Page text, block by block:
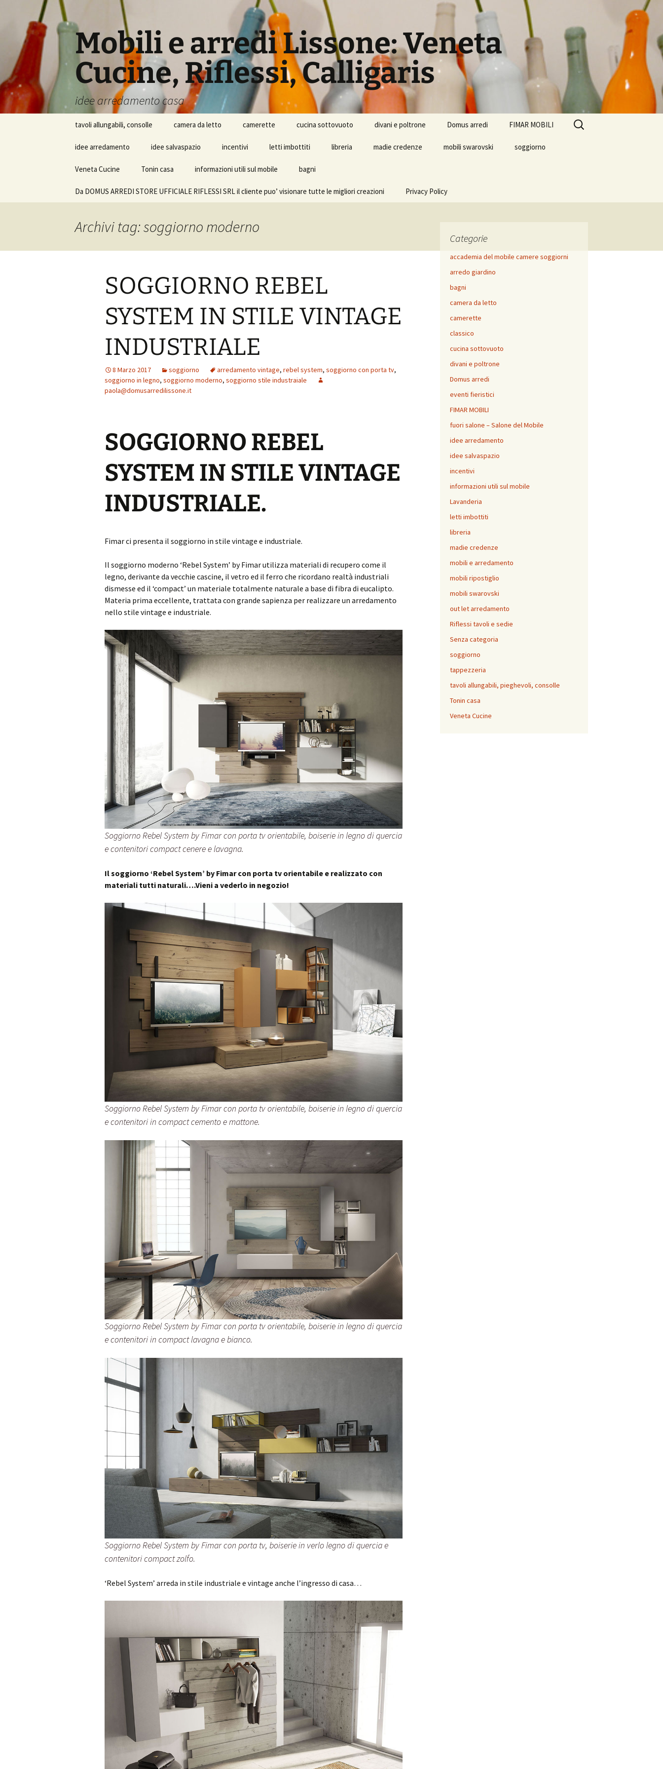
contenuto
Mobili e arredi Lissone: Veneta
Cucine, Riflessi, Calligaris
idee arredamento casa
tavoli allungabili, consolle camera da letto camerette cucina sottovuoto divani e poltrone Domus arredi FIMAR MOBILI
idee arredamento idee salvaspazio incentivi letti imbottiti libreria madie credenze mobili swarovski soggiorno
Veneta Cucine Tonin casa informazioni utili sul mobile bagni
Da DOMUS ARREDI STORE UFFICIALE RIFLESSI SRL il cliente puo’ visionare tutte le migliori creazioni Privacy Policy
Ricerca
per:
Archivi tag: soggiorno moderno
SOGGIORNO REBEL
SYSTEM IN STILE VINTAGE
INDUSTRIALE
8 Marzo 2017 soggiorno arredamento vintage, rebel system, soggiorno con porta tv,
soggiorno in legno, soggiorno moderno, soggiorno stile industraiale
paola@domusarredilissone.it
SOGGIORNO REBEL
SYSTEM IN STILE VINTAGE
INDUSTRIALE.
Fimar ci presenta il soggiorno in stile vintage e industriale.
Il soggiorno moderno ‘Rebel System’ by Fimar utilizza materiali di recupero come il
legno, derivante da vecchie cascine, il vetro ed il ferro che ricordano realtà industriali
dismesse ed il ‘compact’ un materiale totalmente naturale a base di fibra di eucalipto.
Materia prima eccellente, trattata con grande sapienza per realizzare un arredamento
nello stile vintage e industriale.
Soggiorno Rebel System by Fimar con porta tv orientabile, boiserie in legno di quercia
e contenitori compact cenere e lavagna.
Il soggiorno ‘Rebel System’ by Fimar con porta tv orientabile e realizzato con
materiali tutti naturali….Vieni a vederlo in negozio!
Soggiorno Rebel System by Fimar con porta tv orientabile, boiserie in legno di quercia
e contenitori in compact cemento e mattone.
Soggiorno Rebel System by Fimar con porta tv orientabile, boiserie in legno di quercia
e contenitori in compact lavagna e bianco.
Soggiorno Rebel System by Fimar con porta tv, boiserie in verlo legno di quercia e
contenitori compact zolfo.
‘Rebel System’ arreda in stile industriale e vintage anche l’ingresso di casa…
Categorie
accademia del mobile camere soggiorni
arredo giardino
bagni
camera da letto
camerette
classico
cucina sottovuoto
divani e poltrone
Domus arredi
eventi fieristici
FIMAR MOBILI
fuori salone – Salone del Mobile
idee arredamento
idee salvaspazio
incentivi
informazioni utili sul mobile
Lavanderia
letti imbottiti
libreria
madie credenze
mobili e arredamento
mobili ripostiglio
mobili swarovski
out let arredamento
Riflessi tavoli e sedie
Senza categoria
soggiorno
tappezzeria
tavoli allungabili, pieghevoli, consolle
Tonin casa
Veneta Cucine